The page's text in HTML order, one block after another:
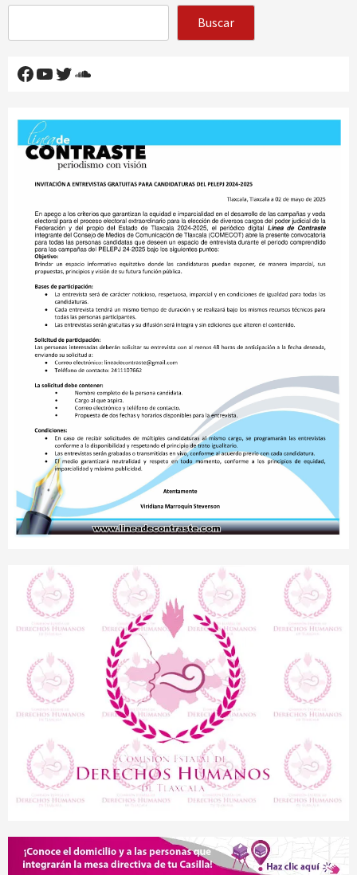
Buscar
Facebook
YouTube
Twitter
SoundCloud